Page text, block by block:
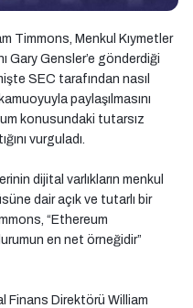
Timmons, Menkul Kıymetler
Gary Gensler’e gönderdiği
SEC tarafından nasıl
paylaşılmasını
konusundaki tutarsız
vurguladı.
dijital varlıkların menkul
dair açık ve tutarlı bir
“Ethereum
en net örneğidir”
Finans Direktörü William